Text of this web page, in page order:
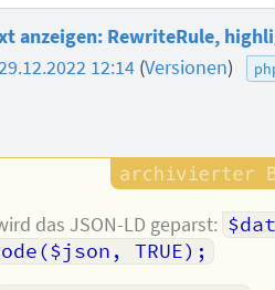
anzeigen: RewriteRule,
12:14 (Versionen)
das JSON-LD geparst:
TRUE);